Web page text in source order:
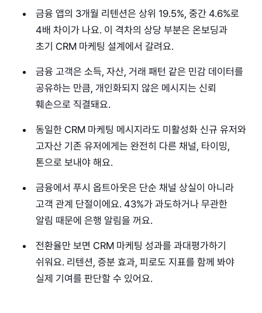
금융 앱의 3개월 리텐션은 상위 19.5%, 중간 4.6%로
4배 차이가 나요. 이 격차의 상당 부분은 온보딩과
초기 CRM 마케팅 설계에서 갈려요.
금융 고객은 소득, 자산, 거래 패턴 같은 민감 데이터를
공유하는 만큼, 개인화되지 않은 메시지는 신뢰
훼손으로 직결돼요.
동일한 CRM 마케팅 메시지라도 미활성화 신규 유저와
고자산 기존 유저에게는 완전히 다른 채널, 타이밍,
톤으로 보내야 해요.
금융에서 푸시 옵트아웃은 단순 채널 상실이 아니라
고객 관계 단절이에요. 43%가 과도하거나 무관한
알림 때문에 은행 알림을 꺼요.
전환율만 보면 CRM 마케팅 성과를 과대평가하기
쉬워요. 리텐션, 증분 효과, 피로도 지표를 함께 봐야
실제 기여를 판단할 수 있어요.